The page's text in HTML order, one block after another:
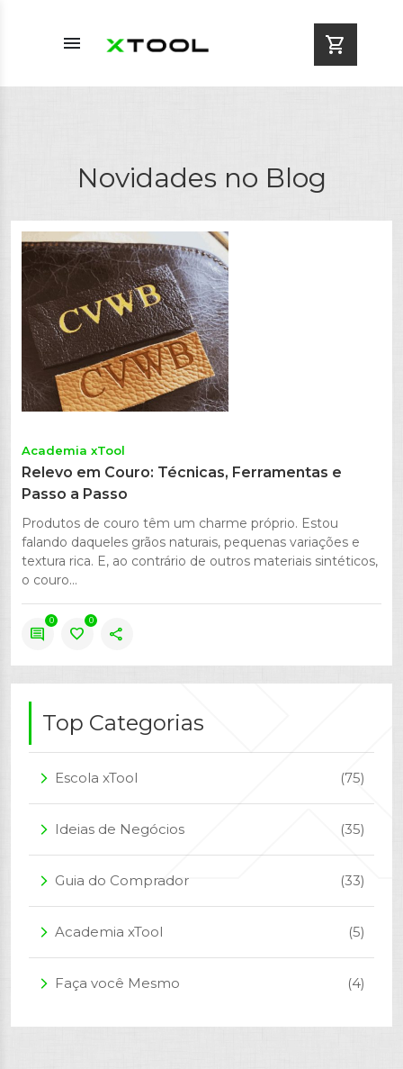
menu shopping_cart
Novidades no Blog
Academia xTool
Relevo em Couro: Técnicas, Ferramentas e
Passo a Passo
Produtos de couro têm um charme próprio. Estou
falando daqueles grãos naturais, pequenas variações e
textura rica. E, ao contrário de outros materiais sintéticos,
o couro...
comment
0
favorite
0
share
Top Categorias
arrow_forward_ios Escola xTool (75)
arrow_forward_ios Ideias de Negócios (35)
arrow_forward_ios Guia do Comprador (33)
arrow_forward_ios Academia xTool (5)
arrow_forward_ios Faça você Mesmo (4)